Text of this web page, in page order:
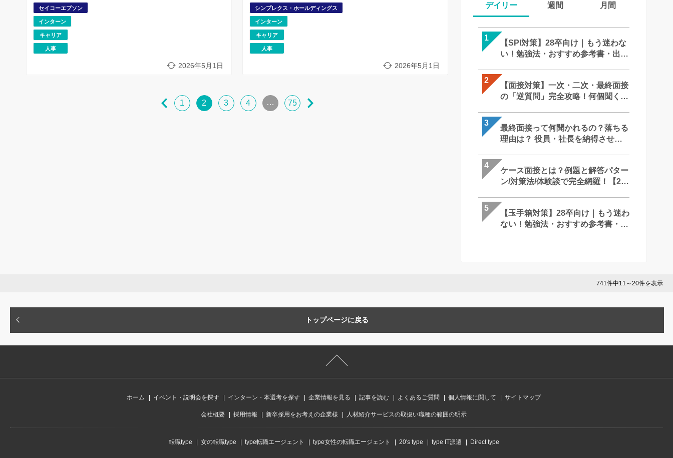
セイコーエプソン
インターン
キャリア
人事
2026年5月1日
シンプレクス・ホールディングス
インターン
キャリア
人事
2026年5月1日
1 2 3 4 … 75
デイリー
1
【SPI対策】28卒向け｜もう迷わな
い！勉強法・おすすめ参考書・出題
2
【面接対策】一次・二次・最終面接
の「逆質問」完全攻略！何個聞く？
底解説｜27卒・28卒向け
3
最終面接って何聞かれるの？落ちる
理由は？ 役員・社長を納得させる
4
ケース面接とは？例題と解答パター
ン/対策法/体験談で完全網羅！【28
5
【玉手箱対策】28卒向け｜もう迷わ
ない！勉強法・おすすめ参考書・出
週間
1
【SPI対策】28卒向け｜もう迷わな
い！勉強法・おすすめ参考書・出
2
【面接対策】一次・二次・最終面
の「逆質問」完全攻略！何個聞く
3
最終面接って何聞かれるの？落ち
理由は？ 役員・社長を納得させる
4
ケース面接とは？例題と解答パタ
ン/対策法/体験談で完全網羅！【28
5
GAB対策完全ガイド！言語・計数
のコツからボーダー、おすすめ参
月間
1
【面接対策】一次・二次・最終面
の「逆質問」完全攻略！何個聞く
2
【SPI対策】28卒向け｜もう迷わな
い！勉強法・おすすめ参考書・出
3
ケース面接とは？例題と解答パタ
ン/対策法/体験談で完全網羅！【28
4
最終面接って何聞かれるの？落ち
理由は？ 役員・社長を納得させる
5
苦手な人がいたときはどうします
か？ ー 回答の難しさとコツ
741件中11～20件を表示
トップページに戻る
ホーム イベント・説明会を探す インターン・本選考を探す 企業情報を見る 記事を読む よくあるご質問 個人情報に関して サイトマップ
会社概要 採用情報 新卒採用をお考えの企業様 人材紹介サービスの取扱い職種の範囲の明示
転職type 女の転職type type転職エージェント type女性の転職エージェント 20's type type IT派遣 Direct type